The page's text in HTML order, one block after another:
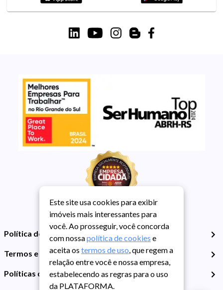
Política de Privacidade
Termos e Condições de Uso
Políticas de Cookies
Este site usa cookies para exibir
imóveis mais interessantes para
você. Ao prosseguir, você concorda
com nossapolítica de cookies e
aceita os termos de uso, que regem a
relação entre você e nossa empresa,
estabelecendo as regras para o uso
da PLATAFORMA.